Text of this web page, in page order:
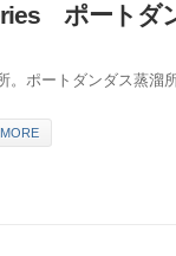
ポートダ
。ポートダンダス蒸溜